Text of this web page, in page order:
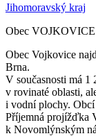
Jihomoravský kraj
Obec VOJKOVICE
Obec Vojkovice
Brna.
V současnosti má 1
v rovinaté oblasti,
i vodní plochy.
Příjemná projížďka
k Novomlýnským